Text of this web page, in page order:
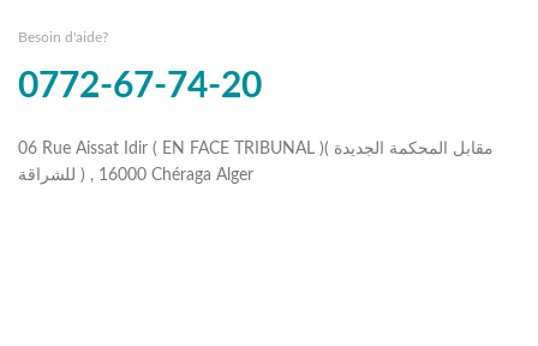
Besoin d'aide?
0772-67-74-20
06 Rue Aissat Idir ( EN FACE TRIBUNAL )( مقابل المحكمة الجديدة
للشراقة ) , 16000 Chéraga Alger